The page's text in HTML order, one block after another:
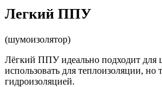
Легкий ППУ
(шумоизолятор)
Лёгкий ППУ идеально подходит
использовать для теплоизоляции, но
гидроизоляцией.